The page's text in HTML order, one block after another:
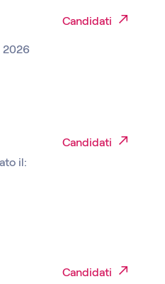
2026
Candidati
il:
Candidati
Candidati